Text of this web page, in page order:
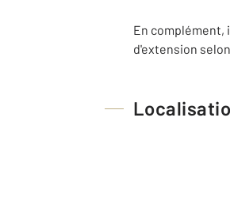
En complément,
d'extension